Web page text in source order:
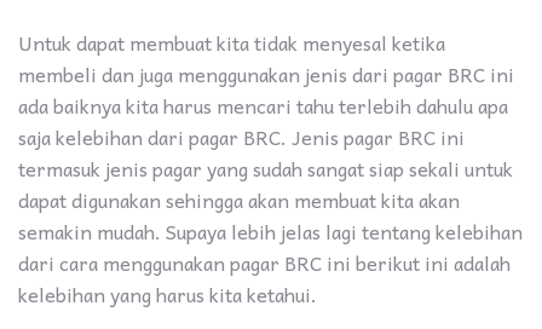
Untuk dapat membuat kita tidak menyesal ketika
membeli dan juga menggunakan jenis dari pagar BRC ini
ada baiknya kita harus mencari tahu terlebih dahulu apa
saja kelebihan dari pagar BRC. Jenis pagar BRC ini
termasuk jenis pagar yang sudah sangat siap sekali untuk
dapat digunakan sehingga akan membuat kita akan
semakin mudah. Supaya lebih jelas lagi tentang kelebihan
dari cara menggunakan pagar BRC ini berikut ini adalah
kelebihan yang harus kita ketahui.